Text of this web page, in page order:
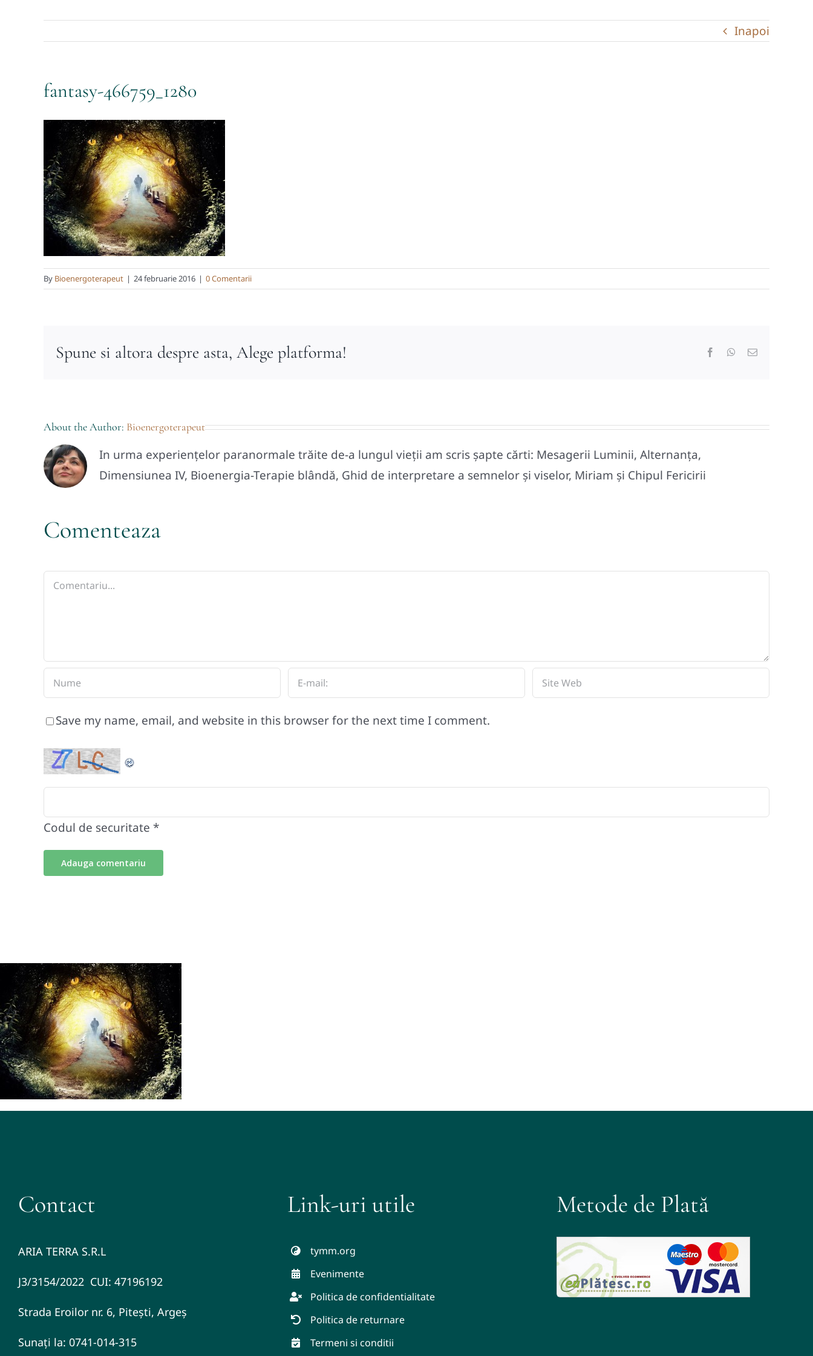
Inapoi
fantasy-466759_1280
By Bioenergoterapeut | 24 februarie 2016 | 0 Comentarii
Spune si altora despre asta, Alege platforma! FacebookWhatsApp
E-
About the Author: Bioenergoterapeut
In urma experiențelor paranormale trăite de-a lungul vieții am scris șapte cărti: Mesagerii Luminii, Alternanța,
Dimensiunea IV, Bioenergia-Terapie blândă, Ghid de interpretare a semnelor și viselor, Miriam și Chipul Fericirii
Comenteaza
Comment
Save my name, email, and website in this browser for the next time I comment.
Codul de securitate *
Contact
ARIA TERRA S.R.L
J3/3154/2022 CUI: 47196192
Strada Eroilor nr. 6, Pitești, Argeș
Sunați la: 0741-014-315
Link-uri utile
tymm.org
Evenimente
Politica de confidentialitate
Politica de returnare
Termeni si conditii
Metode de Plată